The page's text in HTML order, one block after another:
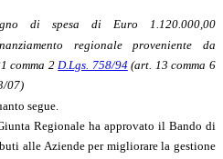
di spesa di Euro 1.120.000,00
regionale proveniente da
comma 2 D.Lgs. 758/94(art. 13 comma 6
07)
segue.
Regionale ha approvato il Bando di
alle Aziende per migliorare la gestione